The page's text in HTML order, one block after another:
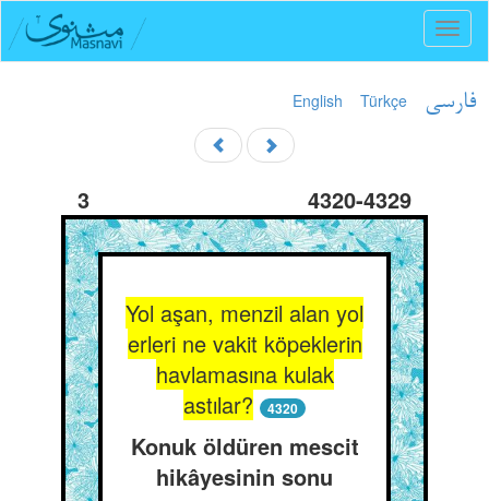
English Türkçe فارسی
3 4320-4329
Yol aşan, menzil alan yol
erleri ne vakit köpeklerin
havlamasına kulak
astılar?
4320
Konuk öldüren mescit
hikâyesinin sonu